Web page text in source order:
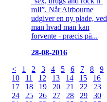
roll”. Når Airbourne
udgiver en ny plade, ved
man hvad man kan
forvente - præcis på...
28-08-2016
<
1 2 3 4 5 6 7 8
9
10
11 12 13 14 15
16
17
18 19 20 21 22
23
24
25 26 27 28 29
30